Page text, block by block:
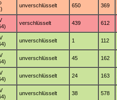
unverschlüsselt 650 369
verschlüsselt 439 612
unverschlüsselt 1 112
unverschlüsselt 45 162
unverschlüsselt 24 163
unverschlüsselt 38 578